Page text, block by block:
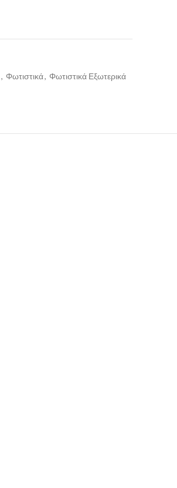
, Φωτιστικά, Φωτιστικά Εξωτερικά